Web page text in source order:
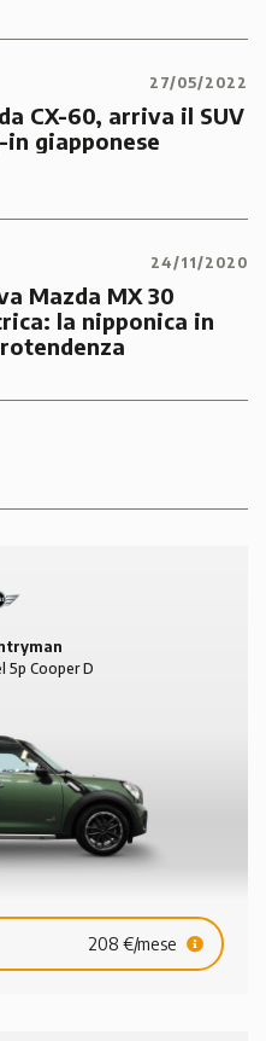
27/05/2022
CX-60, arriva il SUV
in giapponese
24/11/2020
Mazda MX 30
la nipponica in
5p Cooper D
208 €/mese